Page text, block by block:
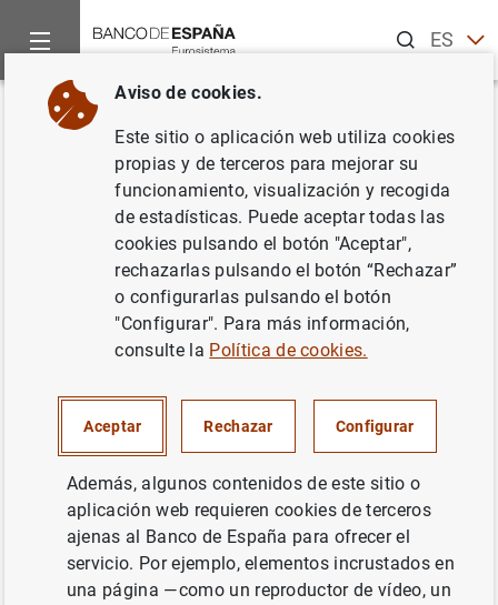
ESEN
Inicio Noticias y eventos
Volver
Descubriendo el Informe Anual
En una visita al Banco de España, unos alumnos del IES
Jaime II de Alicante descubren por casualidad el nuevo
económica y financiera del último año y es el análisis
más completo del Banco de España sobre lo que pasa en
la economía española.
Aviso de cookies.
Este sitio o aplicación web utiliza cookies
propias y de terceros para mejorar su
funcionamiento, visualización y recogida
de estadísticas. Puede aceptar todas las
cookies pulsando el botón "Aceptar",
rechazarlas pulsando el botón “Rechazar”
o configurarlas pulsando el botón
"Configurar". Para más información,
consulte la Política de cookies.
Aceptar Rechazar Configurar
Además, algunos contenidos de este sitio o
aplicación web requieren cookies de terceros
ajenas al Banco de España para ofrecer el
servicio. Por ejemplo, elementos incrustados en
una página —como un reproductor de vídeo, un